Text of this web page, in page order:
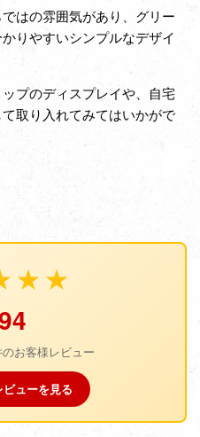
はの雰囲気があり、 グリー
りやすいシンプルなデザイ
プのディスプレイや、自宅
取り入れてみてはいかがで
お客様レビュー
ューを見る